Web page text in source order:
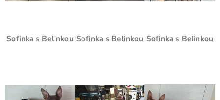
Sofinka s Belinkou Sofinka s Belinkou Sofinka s Belinkou